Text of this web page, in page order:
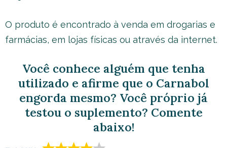
O produto é encontrado à venda em drogarias e
farmácias, em lojas físicas ou através da internet.
Você conhece alguém que tenha
utilizado e afirme que o Carnabol
engorda mesmo? Você próprio já
testou o suplemento? Comente
abaixo!